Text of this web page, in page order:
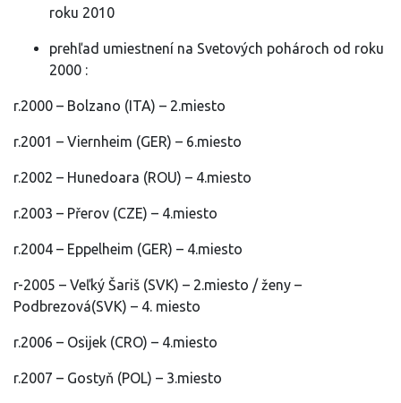
roku 2010
prehľad umiestnení na Svetových pohároch od roku
2000 :
r.2000 – Bolzano (ITA) – 2.miesto
r.2001 – Viernheim (GER) – 6.miesto
r.2002 – Hunedoara (ROU) – 4.miesto
r.2003 – Přerov (CZE) – 4.miesto
r.2004 – Eppelheim (GER) – 4.miesto
r-2005 – Veľký Šariš (SVK) – 2.miesto / ženy –
Podbrezová(SVK) – 4. miesto
r.2006 – Osijek (CRO) – 4.miesto
r.2007 – Gostyň (POL) – 3.miesto